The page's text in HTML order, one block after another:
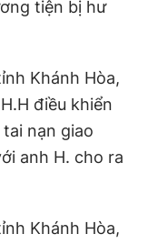
Niên. Cấm sao
thuận bằng văn
tiện bị hư
Khánh Hòa,
điều khiển
nạn giao
anh H. cho ra
Khánh Hòa,